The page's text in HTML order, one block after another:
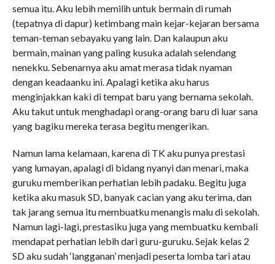
semua itu. Aku lebih memilih untuk bermain di rumah
(tepatnya di dapur) ketimbang main kejar-kejaran bersama
teman-teman sebayaku yang lain. Dan kalaupun aku
bermain, mainan yang paling kusuka adalah selendang
nenekku. Sebenarnya aku amat merasa tidak nyaman
dengan keadaanku ini. Apalagi ketika aku harus
menginjakkan kaki di tempat baru yang bernama sekolah.
Aku takut untuk menghadapi orang-orang baru di luar sana
yang bagiku mereka terasa begitu mengerikan.
Namun lama kelamaan, karena di TK aku punya prestasi
yang lumayan, apalagi di bidang nyanyi dan menari, maka
guruku memberikan perhatian lebih padaku. Begitu juga
ketika aku masuk SD, banyak cacian yang aku terima, dan
tak jarang semua itu membuatku menangis malu di sekolah.
Namun lagi-lagi, prestasiku juga yang membuatku kembali
mendapat perhatian lebih dari guru-guruku. Sejak kelas 2
SD aku sudah ‘langganan’ menjadi peserta lomba tari atau